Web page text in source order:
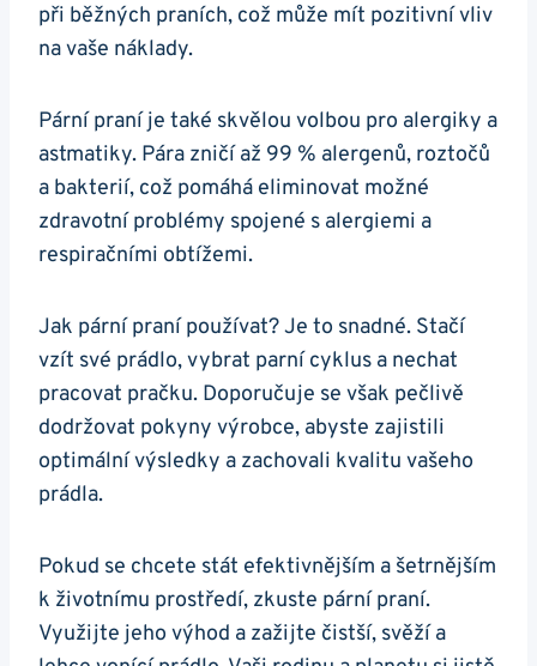
při běžných praních,⁤ což ‍může mít pozitivní vliv
na⁣ vaše náklady.
Pární praní je také skvělou volbou pro ‌alergiky a⁤
astmatiky. Pára zničí až 99 % alergenů, roztočů
a bakterií, což pomáhá eliminovat možné
zdravotní problémy spojené s alergiemi a
respiračními obtížemi.
Jak pární praní používat? ⁣Je to‍ snadné. Stačí
vzít své prádlo, vybrat parní cyklus a nechat
pracovat pračku. Doporučuje se však pečlivě
dodržovat pokyny výrobce, abyste zajistili
⁣optimální výsledky a zachovali‍ kvalitu vašeho‍
prádla.
Pokud⁢ se‍ chcete stát efektivnějším a šetrnějším
k životnímu prostředí, zkuste pární praní.
Využijte jeho výhod a zažijte čistší,‌ svěží ​a